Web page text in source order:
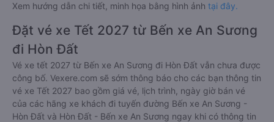
Xem hướng dẫn chi tiết, minh họa bằng hình ảnh tại đây.
Đặt vé xe Tết 2027 từ Bến xe An Sương
đi Hòn Đất
Vé xe tết 2027 từ Bến xe An Sương đi Hòn Đất vẫn chưa được
công bố. Vexere.com sẽ sớm thông báo cho các bạn thông tin
vé xe Tết 2027 bao gồm giá vé, lịch trình, ngày giờ bán vé
của các hãng xe khách đi tuyến đường Bến xe An Sương -
Hòn Đất và Hòn Đất - Bến xe An Sương ngay khi có thông tin